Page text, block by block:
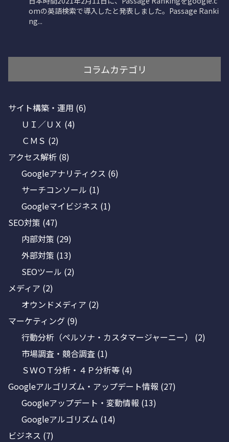
コラムカテゴリ
サイト構築・運用 (6)
ＵＩ／ＵＸ (4)
ＣＭＳ (2)
アクセス解析 (8)
Googleアナリティクス (6)
サーチコンソール (1)
Googleマイビジネス (1)
SEO対策 (47)
内部対策 (29)
外部対策 (13)
SEOツール (2)
メディア (2)
オウンドメディア (2)
マーケティング (9)
行動分析（ペルソナ・カスタマージャーニー） (2)
市場調査・競合調査 (1)
ＳＷＯＴ分析・４Ｐ分析等 (4)
Googleアルゴリズム・アップデート情報 (27)
Googleアップデート・変動情報 (13)
Googleアルゴリズム (14)
ビジネス (7)